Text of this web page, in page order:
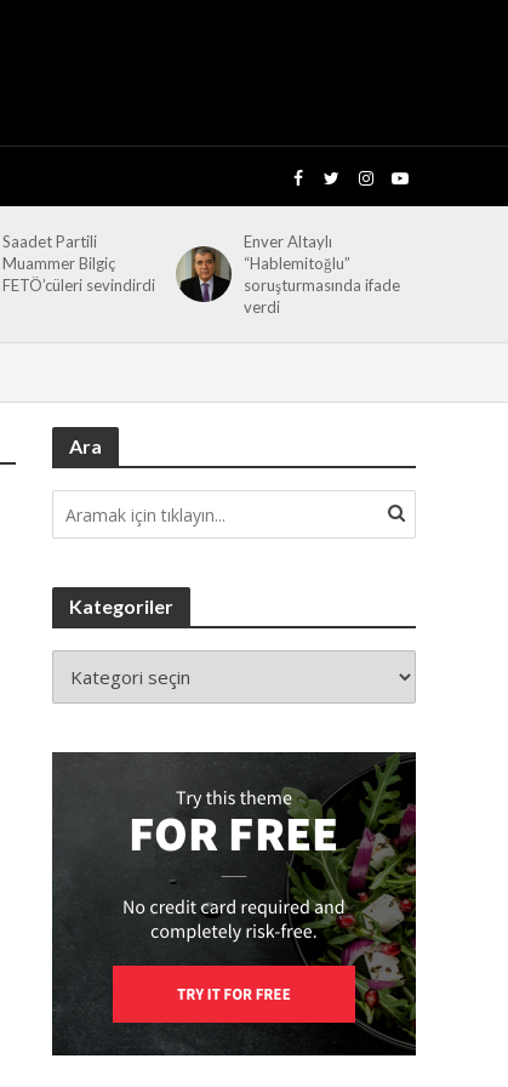
Saadet Partili
Muammer Bilgiç
FETÖ’cüleri sevindirdi
Enver Altaylı
“Hablemitoğlu”
soruşturmasında ifade
verdi
Ara
Kategoriler